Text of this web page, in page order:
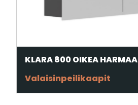
KLARA 800 OIKEA HARMAA
Valaisinpeilikaapit